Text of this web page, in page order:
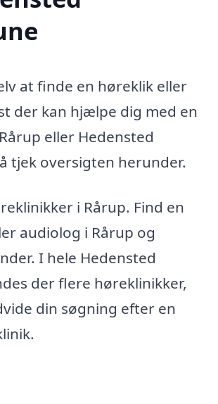
at finde en høreklik eller
der kan hjælpe dig med en
eller Hedensted
tjek oversigten herunder.
i Rårup. Find en
audiolog i Rårup og
I hele Hedensted
der flere høreklinikker,
din søgning efter en